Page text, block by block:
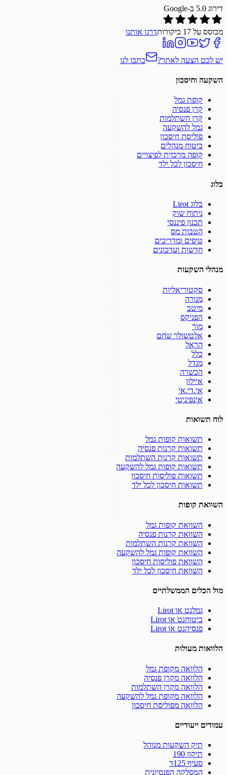
דירוג 5.0 ב-Google
מבוסס על 17 ביקורותדרגו אותנו
יש לכם הצעה לאתר? כתבו לנו
השקעה וחיסכון
קופת גמל
קרן פנסיה
קרן השתלמות
גמל להשקעה
פוליסת חיסכון
ביטוח מנהלים
קופה מרכזית לפיצויים
חיסכון לכל ילד
בלוג
בלוג Lirot
ניתוח שוק
תכנון פיננסי
הטבות מס
טיפים ומדריכים
חדשות ועדכונים
מנהלי השקעות
סקטוריאליות
מנורה
מיטב
הפניקס
מור
אלטשולר שחם
הראל
כלל
מגדל
הכשרה
איילון
אי.די.אי
אינפיניטי
לוח תשואות
תשואות קופות גמל
תשואות קרנות פנסיה
תשואות קרנות השתלמות
תשואות קופות גמל להשקעה
תשואות פוליסות חיסכון
תשואות חיסכון לכל ילד
השוואת קופות
השוואת קופות גמל
השוואת קרנות פנסיה
השוואת קרנות השתלמות
השוואת קופות גמל להשקעה
השוואת פוליסות חיסכון
השוואת חיסכון לכל ילד
מול הכלים הממשלתיים
גמלנט או Lirot
ביטוחנט או Lirot
פנסיהנט או Lirot
הלוואות מעולות
הלוואה מקופת גמל
הלוואה מקרן פנסיה
הלוואה מקרן השתלמות
הלוואה מקופת גמל להשקעה
הלוואה מפוליסת חיסכון
עמודים ייעודיים
תיק השקעות מנוהל
תיקון 190
סעיף 125ד
המסלקה הפנסיונית